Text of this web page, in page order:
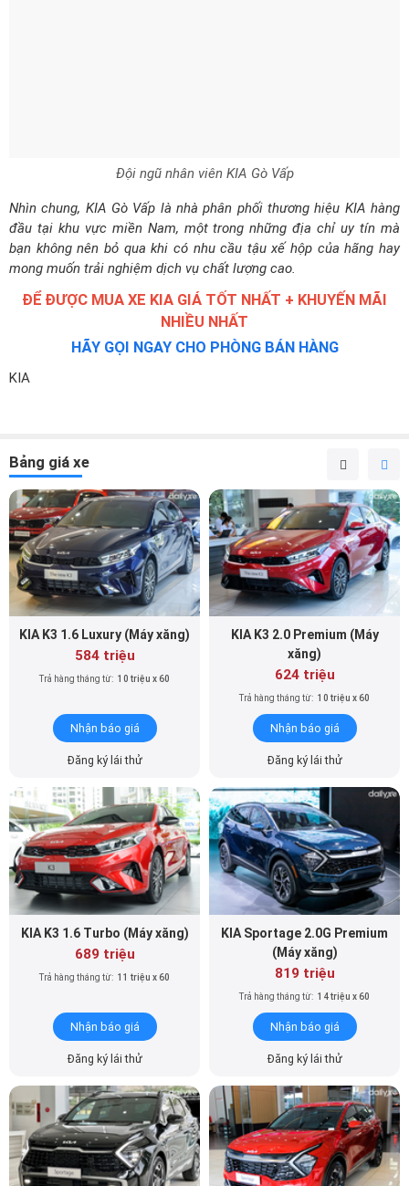
Nhìn chung, KIA Gò Vấp là nhà phân phối thương hiệu KIA hàng
bạn không nên bỏ qua khi có nhu cầu tậu xế hộp của hãng hay
mong muốn trải nghiệm dịch vụ chất lượng cao.
ĐỂ ĐƯỢC MUA XE KIA GIÁ TỐT NHẤT + KHUYẾN MÃI
HÃY GỌI NGAY CHO PHÒNG BÁN HÀNG
KIA K3 1.6 Luxury (Máy xăng)
584 triệu
Trả hàng tháng từ: 10 triệu x 60
Nhận báo giá
KIA K3 2.0 Premium (Máy
xăng)
624 triệu
Trả hàng tháng từ: 10 triệu x 60
KIA K3 1.6 Turbo (Máy xăng)
689 triệu
Trả hàng tháng từ: 11 triệu x 60
Nhận báo giá
KIA Sportage 2.0G Premium
(Máy xăng)
819 triệu
Trả hàng tháng từ: 14 triệu x 60